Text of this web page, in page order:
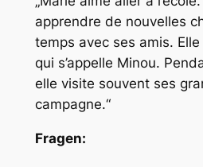
apprendre de nouvelles
temps avec ses amis.
qui s’appelle Minou.
elle visite souvent ses
campagne.“
Fragen: